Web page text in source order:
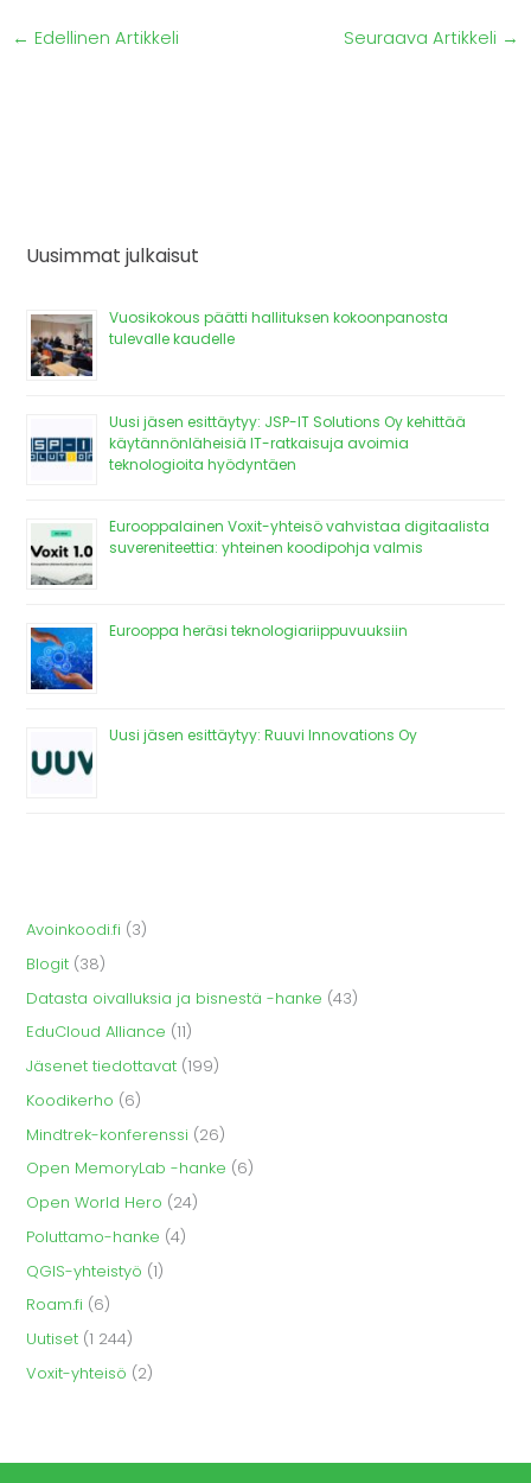
← Edellinen Artikkeli Seuraava Artikkeli →
Uusimmat julkaisut
Vuosikokous päätti hallituksen kokoonpanosta
tulevalle kaudelle
Uusi jäsen esittäytyy: JSP-IT Solutions Oy kehittää
käytännönläheisiä IT-ratkaisuja avoimia
teknologioita hyödyntäen
Eurooppalainen Voxit-yhteisö vahvistaa digitaalista
suvereniteettia: yhteinen koodipohja valmis
Eurooppa heräsi teknologiariippuvuuksiin
Uusi jäsen esittäytyy: Ruuvi Innovations Oy
Avoinkoodi.fi (3)
Blogit (38)
Datasta oivalluksia ja bisnestä -hanke (43)
EduCloud Alliance (11)
Jäsenet tiedottavat (199)
Koodikerho (6)
Mindtrek-konferenssi (26)
Open MemoryLab -hanke (6)
Open World Hero (24)
Poluttamo-hanke (4)
QGIS-yhteistyö (1)
Roam.fi (6)
Uutiset (1 244)
Voxit-yhteisö (2)